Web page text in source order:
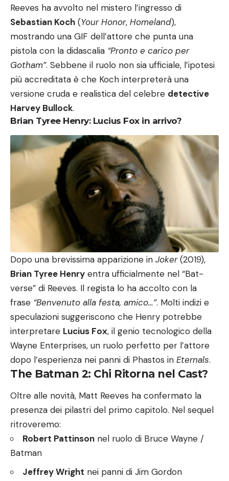
Reeves ha avvolto nel mistero l’ingresso di
Sebastian Koch (Your Honor, Homeland),
mostrando una GIF dell’attore che punta una
pistola con la didascalia “Pronto e carico per
Gotham”. Sebbene il ruolo non sia ufficiale, l’ipotesi
più accreditata è che Koch interpreterà una
versione cruda e realistica del celebre detective
Harvey Bullock.
Brian Tyree Henry: Lucius Fox in arrivo?
Dopo una brevissima apparizione in Joker(2019),
Brian Tyree Henry entra ufficialmente nel “Bat-
verse” di Reeves. Il regista lo ha accolto con la
frase “Benvenuto alla festa, amico…”. Molti indizi e
speculazioni suggeriscono che Henry potrebbe
interpretare Lucius Fox, il genio tecnologico della
Wayne Enterprises, un ruolo perfetto per l’attore
dopo l’esperienza nei panni di Phastos in Eternals.
The Batman 2: Chi Ritorna nel Cast?
Oltre alle novità, Matt Reeves ha confermato la
presenza dei pilastri del primo capitolo. Nel sequel
ritroveremo:
Robert Pattinson nel ruolo di Bruce Wayne /
Batman
Jeffrey Wright nei panni di Jim Gordon